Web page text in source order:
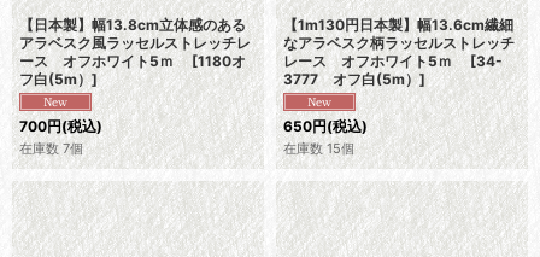
【日本製】幅13.8cm立体感のある
アラベスク風ラッセルストレッチレ
ース オフホワイト5ｍ [1180オ
フ白(5m）]
700円(税込)
在庫数 7個
【1m130円日本製】幅13.6cm繊細
なアラベスク柄ラッセルストレッチ
レース オフホワイト5ｍ [34-
3777 オフ白(5m）]
650円(税込)
在庫数 15個